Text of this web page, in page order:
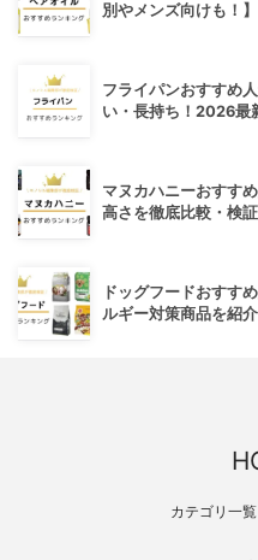
別やメンズ向けも！】
フライパンおすすめ
い・長持ち！2026最
マヌカハニーおすす
高さを徹底比較・検証
ドッグフードおすす
ルギー対策商品を紹介
カテゴリ一覧